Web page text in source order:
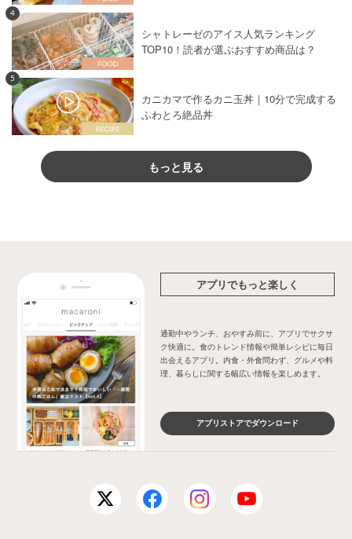
4
シャトレーゼのアイス人気ランキング
TOP10！読者が選ぶおすすめ商品は？
5
カニカマで作るカニ玉丼｜10分で完成する
ふわとろ絶品丼
もっと見る
アプリでもっと楽しく
通勤中やランチ、おやすみ前に、アプリでサクサ
ク快適に。食のトレンド情報や簡単レシピに毎日
出会えるアプリ。内食・外食問わず、グルメや料
理、暮らしに関する幅広い情報を楽しめます。
アプリストアでダウンロード